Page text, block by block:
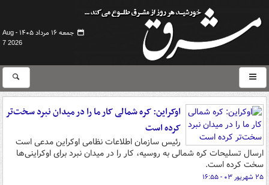
جمعه ۱۶ مرداد ۱۴۰۵ -
Aug
7 2026
اوکراین: کره شمالی کار ما را در میدان نبرد سخت‌تر
کرده است
رئیس سازمان اطلاعات نظامی اوکراین مدعی است
ارسال تسلیحات کره شمالی به روسیه، کار را در میدان نبرد برای اوکراینی‌ها
سخت کرده است.
۲۵ شهریور ۰۳ - ۱۶:۵۵